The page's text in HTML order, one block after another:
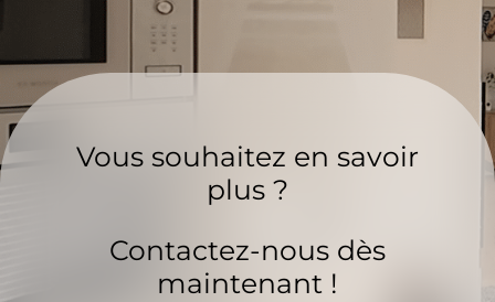
Vous souhaitez en savoir
plus ?
Contactez-nous dès
maintenant !